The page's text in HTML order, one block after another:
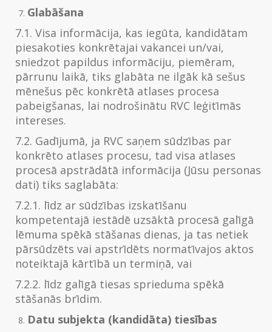
Glabāšana
7.1. Visa informācija, kas iegūta, kandidātam
piesakoties konkrētajai vakancei un/vai,
sniedzot papildus informāciju, piemēram,
pārrunu laikā, tiks glabāta ne ilgāk kā sešus
mēnešus pēc konkrētā atlases procesa
pabeigšanas, lai nodrošinātu RVC leģitīmās
intereses.
7.2. Gadījumā, ja RVC saņem sūdzības par
konkrēto atlases procesu, tad visa atlases
procesā apstrādātā informācija (Jūsu personas
dati) tiks saglabāta:
7.2.1. līdz ar sūdzības izskatīšanu
kompetentajā iestādē uzsāktā procesā galīgā
lēmuma spēkā stāšanas dienas, ja tas netiek
pārsūdzēts vai apstrīdēts normatīvajos aktos
noteiktajā kārtībā un termiņā, vai
7.2.2. līdz galīgā tiesas sprieduma spēkā
stāšanās brīdim.
Datu subjekta (kandidāta) tiesības